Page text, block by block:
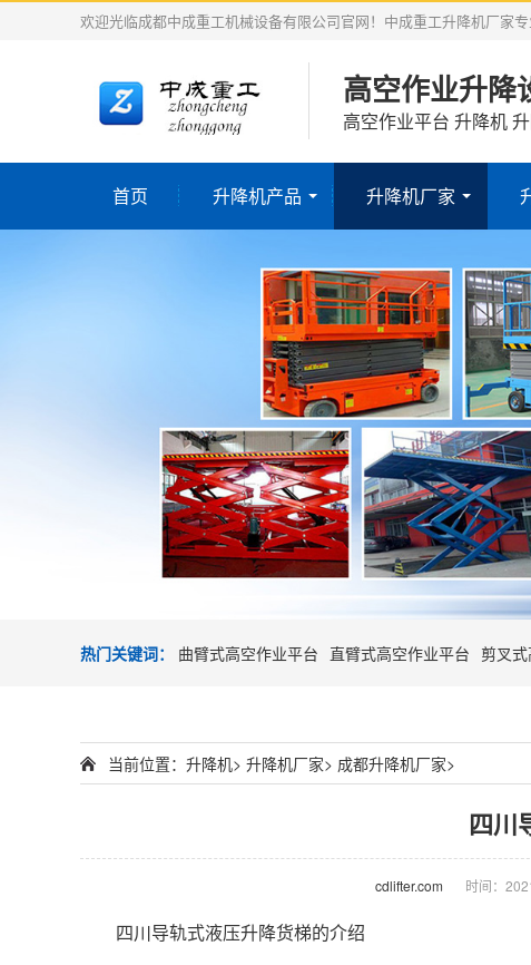
欢迎光临成都中成重工机械设备有限公司官网！中成重工升降机厂家
高空作业升降
高空作业平台 升降机
首页 升降机产品 升降机厂家
热门关键词： 曲臂式高空作业平台 直臂式高空作业平台 剪叉
当前位置： 升降机> 升降机厂家> 成都升降机厂家>
四川
cdlifter.com 时间：
四川导轨式液压升降货梯的介绍